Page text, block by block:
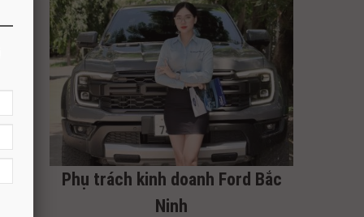
Phụ trách kinh doanh Ford Bắc
Ninh